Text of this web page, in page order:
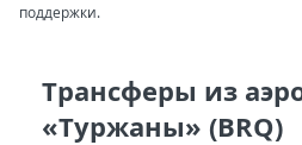
поддержки.
Трансферы из
«Туржаны» (BRQ)